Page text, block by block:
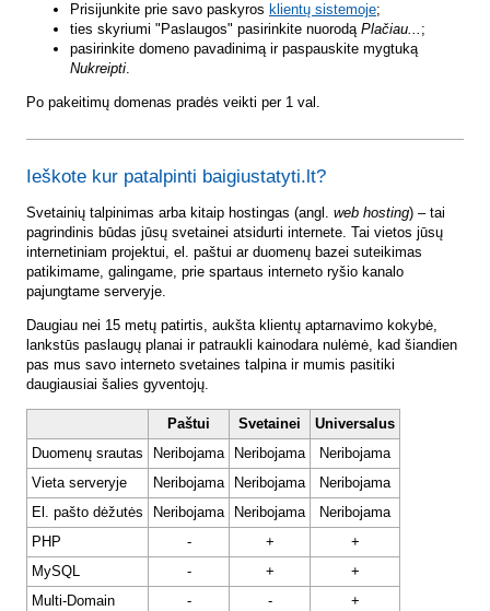
Prisijunkite prie savo paskyros klientų sistemoje;
ties skyriumi "Paslaugos" pasirinkite nuorodą Plačiau... ;
pasirinkite domeno pavadinimą ir paspauskite mygtuką
Nukreipti.
Po pakeitimų domenas pradės veikti per 1 val.
Ieškote kur patalpinti baigiustatyti.lt?
Svetainių talpinimas arba kitaip hostingas (angl. web hosting) – tai
pagrindinis būdas jūsų svetainei atsidurti internete. Tai vietos jūsų
internetiniam projektui, el. paštui ar duomenų bazei suteikimas
patikimame, galingame, prie spartaus interneto ryšio kanalo
pajungtame serveryje.
Daugiau nei 15 metų patirtis, aukšta klientų aptarnavimo kokybė,
lankstūs paslaugų planai ir patraukli kainodara nulėmė, kad šiandien
pas mus savo interneto svetaines talpina ir mumis pasitiki
daugiausiai šalies gyventojų.
Paštui Svetainei
Universalus
Duomenų srautas
Neribojama Neribojama
Neribojama
Vieta serveryje
Neribojama Neribojama
Neribojama
El. pašto dėžutės
Neribojama Neribojama
Neribojama
PHP
- +
+
MySQL
- +
+
Multi-Domain
- -
+